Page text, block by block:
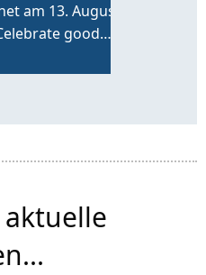
am 13. August,
good
das